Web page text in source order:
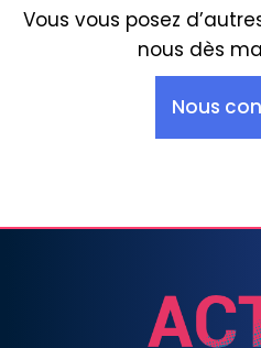
Vous vous posez
nous dès
Nous